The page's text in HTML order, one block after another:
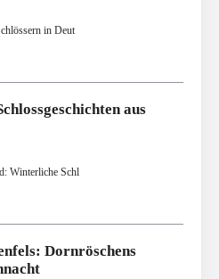
in Deut
aus
Winterliche Schl
Dornröschens